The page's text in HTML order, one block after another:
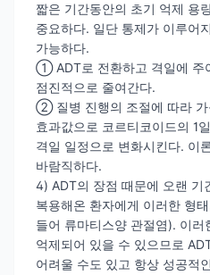
짧은 기간동안의 초기 억제 용
중요하다. 일단 통제가 이루어
가능하다.
① ADT로 전환하고 격일에 주
점진적으로 줄여간다.
② 질병 진행의 조절에 따라 가
효과값으로 코르티코이드의 1
격일 일정으로 변화시킨다.
바람직하다.
4) ADT의 장점 때문에 오랜 기
복용해온 환자에게 이러한 형
들어 류마티스양 관절염). 이러
억제되어 있을 수 있으므로
어려울 수도 있고 항상 성공적